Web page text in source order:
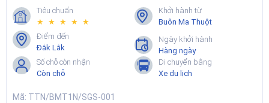
Tiêu chuẩn
★ ★ ★ ★ ★
Khởi hành từ
Buôn Ma Thuột
Điểm đến
Đắk Lắk
Ngày khởi hành
Hàng ngày
Số chỗ còn nhận
Còn chỗ
Di chuyển bằng
Xe du lịch
Mã: TTN/BMT1N/SGS-001